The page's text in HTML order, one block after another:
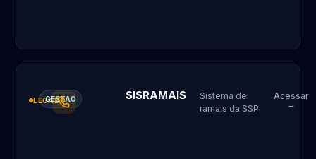
LEGADO
GESTAO SISRAMAIS
Sistema de
ramais da SSP
Acessar
→